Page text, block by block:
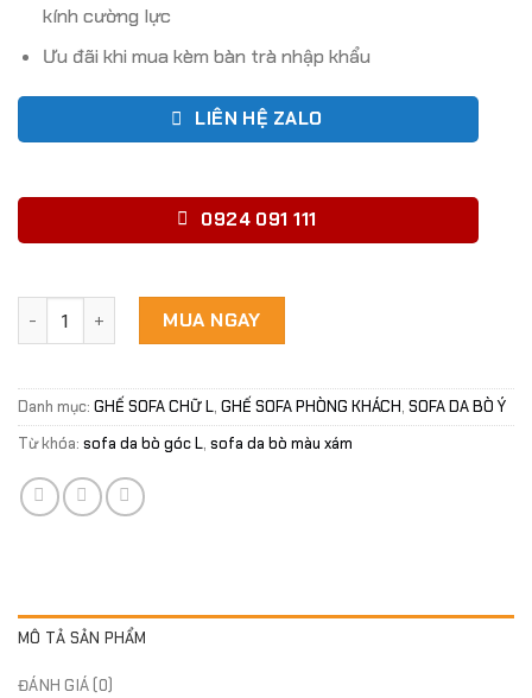
kính cường lực
Ưu đãi khi mua kèm bàn trà nhập khẩu
LIÊN HỆ ZALO
0924 091 111
Sofa Da Bò Màu Xám Loang Góc L - mã SF08 số lượng
MUA NGAY
Danh mục: GHẾ SOFA CHỮ L, GHẾ SOFA PHÒNG KHÁCH, SOFA DA BÒ Ý
Từ khóa: sofa da bò góc L, sofa da bò màu xám
MÔ TẢ SẢN PHẨM
ĐÁNH GIÁ (0)